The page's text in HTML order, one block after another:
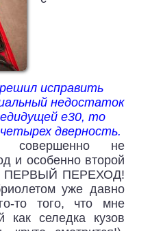
исправить
недостаток
е30, то
дверность.
совершенно не
и особенно второй
ПЕРВЫЙ ПЕРЕХОД!
уже давно
то того, что мне
как селедка кузов